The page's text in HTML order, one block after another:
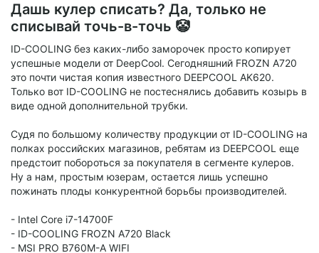
Дашь кулер списать? Да, только не
списывай точь-в-точь 🤡
ID-COOLING без каких-либо заморочек просто копирует
успешные модели от DeepCool. Сегодняшний FROZN A720
это почти чистая копия известного DEEPCOOL AK620.
Только вот ID-COOLING не постеснялись добавить козырь в
виде одной дополнительной трубки.
Судя по большому количеству продукции от ID-COOLING на
полках российских магазинов, ребятам из DEEPCOOL еще
предстоит побороться за покупателя в сегменте кулеров.
Ну а нам, простым юзерам, остается лишь успешно
пожинать плоды конкурентной борьбы производителей.
- Intel Core i7-14700F
- ID-COOLING FROZN A720 Black
- MSI PRO B760M-A WIFI